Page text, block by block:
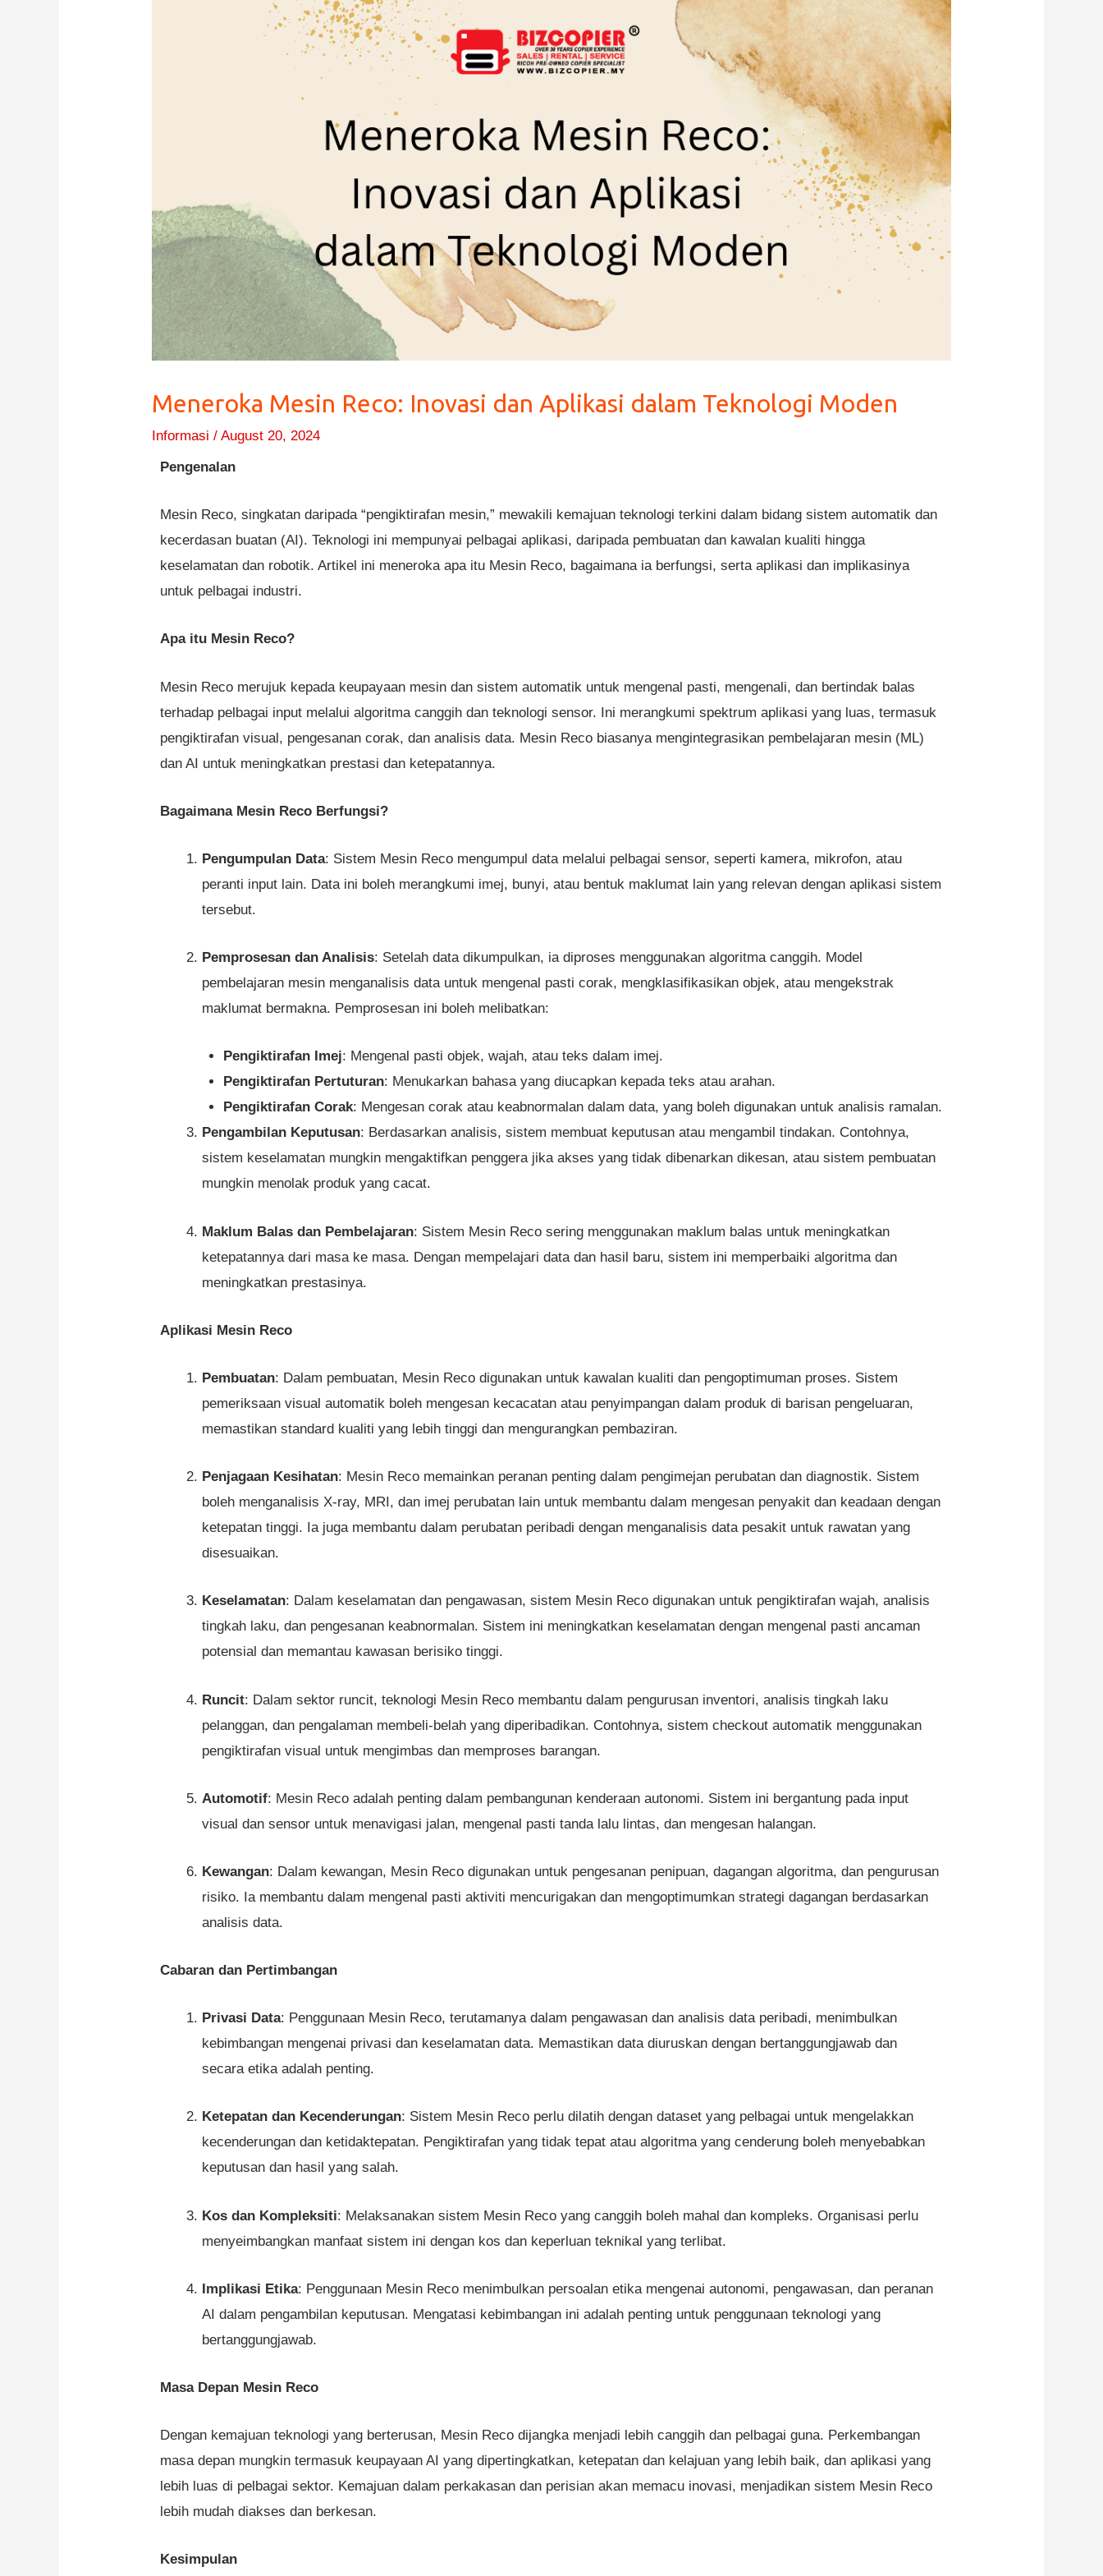
Meneroka Mesin Reco: Inovasi dan Aplikasi dalam Teknologi Moden
Informasi /August 20, 2024
Pengenalan
Mesin Reco, singkatan daripada “pengiktirafan mesin,” mewakili kemajuan teknologi terkini dalam bidang sistem automatik dan
kecerdasan buatan (AI). Teknologi ini mempunyai pelbagai aplikasi, daripada pembuatan dan kawalan kualiti hingga
keselamatan dan robotik. Artikel ini meneroka apa itu Mesin Reco, bagaimana ia berfungsi, serta aplikasi dan implikasinya
untuk pelbagai industri.
Apa itu Mesin Reco?
Mesin Reco merujuk kepada keupayaan mesin dan sistem automatik untuk mengenal pasti, mengenali, dan bertindak balas
terhadap pelbagai input melalui algoritma canggih dan teknologi sensor. Ini merangkumi spektrum aplikasi yang luas, termasuk
pengiktirafan visual, pengesanan corak, dan analisis data. Mesin Reco biasanya mengintegrasikan pembelajaran mesin (ML)
dan AI untuk meningkatkan prestasi dan ketepatannya.
Bagaimana Mesin Reco Berfungsi?
Pengumpulan Data: Sistem Mesin Reco mengumpul data melalui pelbagai sensor, seperti kamera, mikrofon, atau
peranti input lain. Data ini boleh merangkumi imej, bunyi, atau bentuk maklumat lain yang relevan dengan aplikasi sistem
tersebut.
Pemprosesan dan Analisis: Setelah data dikumpulkan, ia diproses menggunakan algoritma canggih. Model
pembelajaran mesin menganalisis data untuk mengenal pasti corak, mengklasifikasikan objek, atau mengekstrak
maklumat bermakna. Pemprosesan ini boleh melibatkan:
Pengiktirafan Imej: Mengenal pasti objek, wajah, atau teks dalam imej.
Pengiktirafan Pertuturan: Menukarkan bahasa yang diucapkan kepada teks atau arahan.
Pengiktirafan Corak: Mengesan corak atau keabnormalan dalam data, yang boleh digunakan untuk analisis ramalan.
Pengambilan Keputusan: Berdasarkan analisis, sistem membuat keputusan atau mengambil tindakan. Contohnya,
sistem keselamatan mungkin mengaktifkan penggera jika akses yang tidak dibenarkan dikesan, atau sistem pembuatan
mungkin menolak produk yang cacat.
Maklum Balas dan Pembelajaran: Sistem Mesin Reco sering menggunakan maklum balas untuk meningkatkan
ketepatannya dari masa ke masa. Dengan mempelajari data dan hasil baru, sistem ini memperbaiki algoritma dan
meningkatkan prestasinya.
Aplikasi Mesin Reco
Pembuatan: Dalam pembuatan, Mesin Reco digunakan untuk kawalan kualiti dan pengoptimuman proses. Sistem
pemeriksaan visual automatik boleh mengesan kecacatan atau penyimpangan dalam produk di barisan pengeluaran,
memastikan standard kualiti yang lebih tinggi dan mengurangkan pembaziran.
Penjagaan Kesihatan: Mesin Reco memainkan peranan penting dalam pengimejan perubatan dan diagnostik. Sistem
boleh menganalisis X-ray, MRI, dan imej perubatan lain untuk membantu dalam mengesan penyakit dan keadaan dengan
ketepatan tinggi. Ia juga membantu dalam perubatan peribadi dengan menganalisis data pesakit untuk rawatan yang
disesuaikan.
Keselamatan: Dalam keselamatan dan pengawasan, sistem Mesin Reco digunakan untuk pengiktirafan wajah, analisis
tingkah laku, dan pengesanan keabnormalan. Sistem ini meningkatkan keselamatan dengan mengenal pasti ancaman
potensial dan memantau kawasan berisiko tinggi.
Runcit: Dalam sektor runcit, teknologi Mesin Reco membantu dalam pengurusan inventori, analisis tingkah laku
pelanggan, dan pengalaman membeli-belah yang diperibadikan. Contohnya, sistem checkout automatik menggunakan
pengiktirafan visual untuk mengimbas dan memproses barangan.
Automotif: Mesin Reco adalah penting dalam pembangunan kenderaan autonomi. Sistem ini bergantung pada input
visual dan sensor untuk menavigasi jalan, mengenal pasti tanda lalu lintas, dan mengesan halangan.
Kewangan: Dalam kewangan, Mesin Reco digunakan untuk pengesanan penipuan, dagangan algoritma, dan pengurusan
risiko. Ia membantu dalam mengenal pasti aktiviti mencurigakan dan mengoptimumkan strategi dagangan berdasarkan
analisis data.
Cabaran dan Pertimbangan
Privasi Data: Penggunaan Mesin Reco, terutamanya dalam pengawasan dan analisis data peribadi, menimbulkan
kebimbangan mengenai privasi dan keselamatan data. Memastikan data diuruskan dengan bertanggungjawab dan
secara etika adalah penting.
Ketepatan dan Kecenderungan: Sistem Mesin Reco perlu dilatih dengan dataset yang pelbagai untuk mengelakkan
kecenderungan dan ketidaktepatan. Pengiktirafan yang tidak tepat atau algoritma yang cenderung boleh menyebabkan
keputusan dan hasil yang salah.
Kos dan Kompleksiti: Melaksanakan sistem Mesin Reco yang canggih boleh mahal dan kompleks. Organisasi perlu
menyeimbangkan manfaat sistem ini dengan kos dan keperluan teknikal yang terlibat.
Implikasi Etika: Penggunaan Mesin Reco menimbulkan persoalan etika mengenai autonomi, pengawasan, dan peranan
AI dalam pengambilan keputusan. Mengatasi kebimbangan ini adalah penting untuk penggunaan teknologi yang
bertanggungjawab.
Masa Depan Mesin Reco
Dengan kemajuan teknologi yang berterusan, Mesin Reco dijangka menjadi lebih canggih dan pelbagai guna. Perkembangan
masa depan mungkin termasuk keupayaan AI yang dipertingkatkan, ketepatan dan kelajuan yang lebih baik, dan aplikasi yang
lebih luas di pelbagai sektor. Kemajuan dalam perkakasan dan perisian akan memacu inovasi, menjadikan sistem Mesin Reco
lebih mudah diakses dan berkesan.
Kesimpulan